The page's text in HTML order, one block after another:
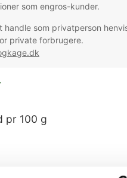
som engros-kunder.
handle som privatperson
private forbrugere.
pr 100 g